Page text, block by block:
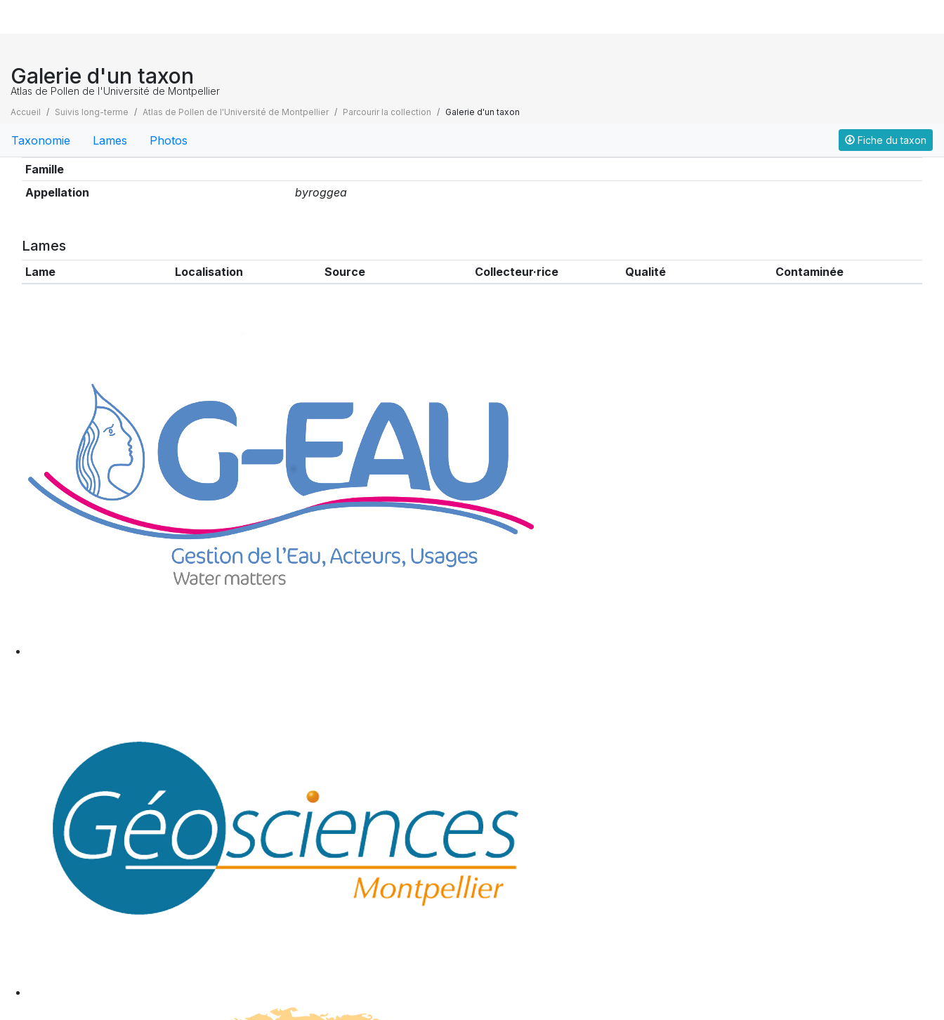
Galerie d'un taxon
Atlas de Pollen de l'Université de Montpellier
Accueil Suivis long-terme Atlas de Pollen de l'Université de Montpellier Parcourir la collection Galerie d'un taxon
Taxonomie Lames Photos Fiche du taxon
Taxonomie
Famille
Appellation
byroggea
Lames
Lame Localisation Source Collecteur·rice Qualité Contaminée